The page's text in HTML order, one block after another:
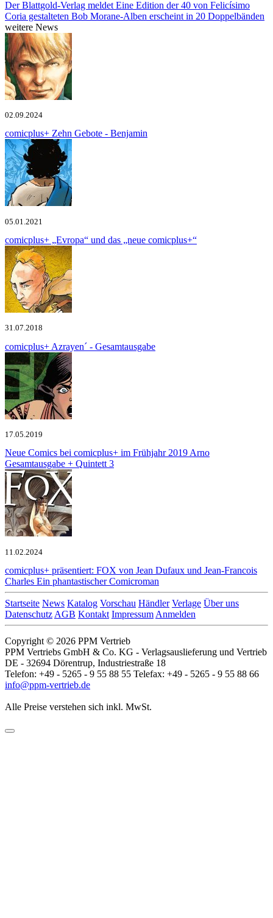
Der Blattgold-Verlag meldet Eine Edition der 40 von Felicísimo
Coria gestalteten Bob Morane-Alben erscheint in 20 Doppelbänden
weitere News
02.09.2024
comicplus+ Zehn Gebote - Benjamin
05.01.2021
comicplus+ „Evropa“ und das „neue comicplus+“
31.07.2018
comicplus+ Azrayen´ - Gesamtausgabe
17.05.2019
Neue Comics bei comicplus+ im Frühjahr 2019 Arno
Gesamtausgabe + Quintett 3
11.02.2024
comicplus+ präsentiert: FOX von Jean Dufaux und Jean-Francois
Charles Ein phantastischer Comicroman
Startseite News Katalog Vorschau Händler Verlage Über uns
Datenschutz AGB Kontakt Impressum Anmelden
Copyright © 2026 PPM Vertrieb
PPM Vertriebs GmbH & Co. KG - Verlagsauslieferung und Vertrieb
DE - 32694 Dörentrup, Industriestraße 18
Telefon: +49 - 5265 - 9 55 88 55 Telefax: +49 - 5265 - 9 55 88 66
info@ppm-vertrieb.de
Alle Preise verstehen sich inkl. MwSt.